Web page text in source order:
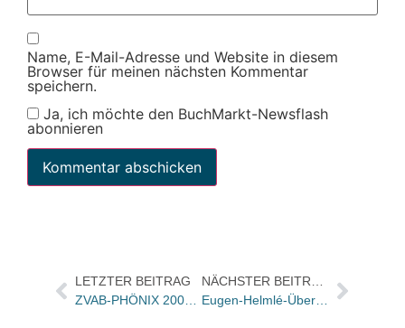
Name, E-Mail-Adresse und Website in diesem
Browser für meinen nächsten Kommentar
speichern.
Ja, ich möchte den BuchMarkt-Newsflash
abonnieren
LETZTER BEITRAG
ZVAB-PHÖNIX 2009: 25.000 Euro Preisgeld an Ulrike Heydenreich